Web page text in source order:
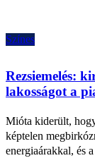
Színes
Rezsiemelés:
lakosságot a
Mióta kiderült,
képtelen
energiaárakkal, és